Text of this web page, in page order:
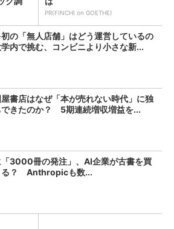
PR(FINCHI on GOETHE)
初の「無人店舗」はどう運営しているの
内で挑む、コンビニより小さな新...
書店はなぜ「本が売れない時代」に独
できたのか？ 5期連続増収増益を...
3000冊の発注」、AI企業が古書を買
る？ Anthropicも数...